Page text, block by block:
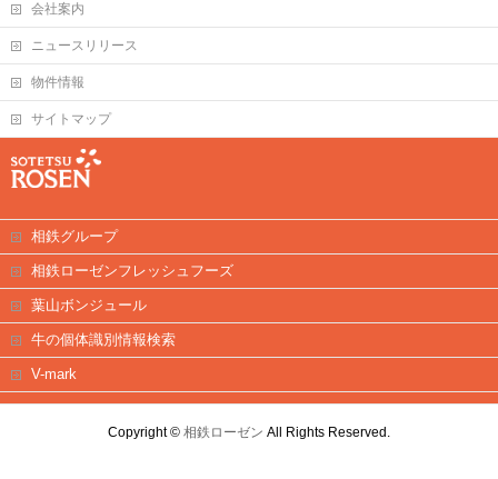
会社案内
ニュースリリース
物件情報
サイトマップ
相鉄グループ
相鉄ローゼンフレッシュフーズ
葉山ボンジュール
牛の個体識別情報検索
V-mark
Copyright © 相鉄ローゼン All Rights Reserved.